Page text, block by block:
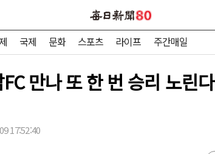
국제 문화 스포츠 라이프 주간매일
만나 또 한 번 승리 노린다
17:52:40